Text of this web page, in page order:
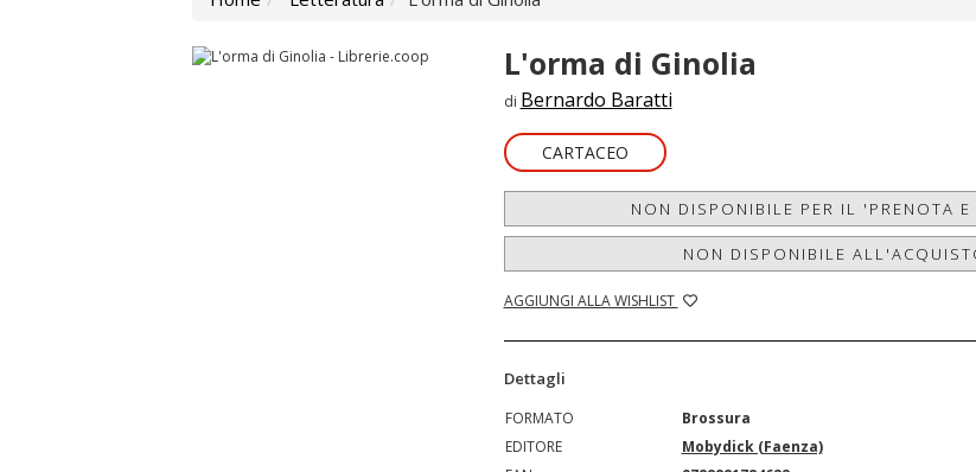
L'orma di Ginolia
di Bernardo Baratti
CARTACEO
NON DISPONIBILE PER IL 'PRENOTA E
NON DISPONIBILE
AGGIUNGI ALLA WISHLIST
Dettagli
FORMATO
Brossura
EDITORE
Mobydick (Faenza)